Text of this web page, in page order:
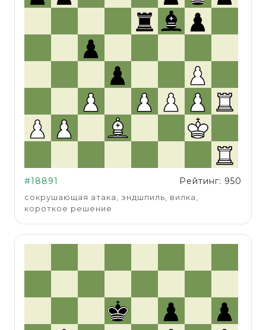
#18891 Рейтинг: 950
сокрушающая атака, эндшпиль, вилка,
короткое решение